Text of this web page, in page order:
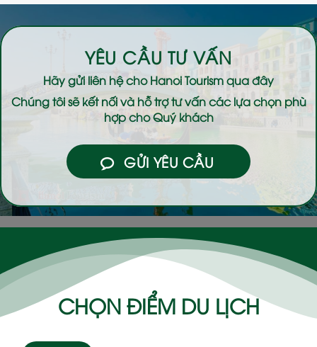
YÊU CẦU TƯ VẤN
Hãy gửi liên hệ choHanoi Tourismqua đây
Chúng tôi sẽ kết nối và hỗ trợ tư vấn các lựa chọn phù
hợp cho Quý khách
GỬI YÊU CẦU
CHỌN ĐIỂM DU LỊCH